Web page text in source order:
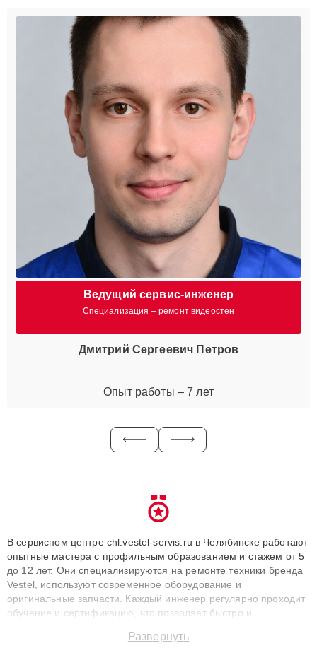
Ведущий сервис-инженер
Специализация – ремонт видеостен
Дмитрий Сергеевич Петров
Опыт работы – 7 лет
В сервисном центре chl.vestel-servis.ru в Челябинске работают
опытные мастера с профильным образованием и стажем от 5
до 12 лет. Они специализируются на ремонте техники бренда
Vestel, используют современное оборудование и
оригинальные запчасти. Каждый инженер регулярно проходит
обучение и сертификацию, что позволяет быстро и
сохранением гарантии до 3 лет. Наши мастера решают
Развернуть